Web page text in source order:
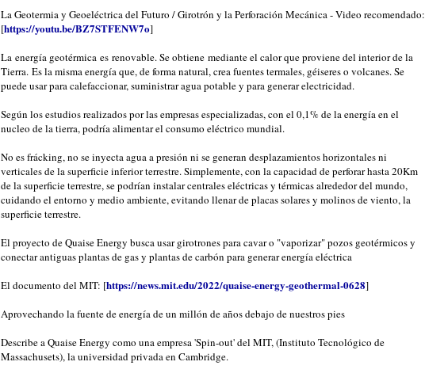
La Geotermia y Geoeléctrica del Futuro / Girotrón y la Perforación Mecánica - Video recomendado:
[https://youtu.be/BZ7STFENW7o]
La energía geotérmica es renovable. Se obtiene mediante el calor que proviene del interior de la
Tierra. Es la misma energía que, de forma natural, crea fuentes termales, géiseres o volcanes. Se
puede usar para calefaccionar, suministrar agua potable y para generar electricidad.
Según los estudios realizados por las empresas especializadas, con el 0,1% de la energía en el
nucleo de la tierra, podría alimentar el consumo eléctrico mundial.
No es frácking, no se inyecta agua a presión ni se generan desplazamientos horizontales ni
verticales de la superficie inferior terrestre. Simplemente, con la capacidad de perforar hasta 20Km
de la superficie terrestre, se podrían instalar centrales eléctricas y térmicas alrededor del mundo,
cuidando el entorno y medio ambiente, evitando llenar de placas solares y molinos de viento, la
superficie terrestre.
El proyecto de Quaise Energy busca usar girotrones para cavar o "vaporizar" pozos geotérmicos y
conectar antiguas plantas de gas y plantas de carbón para generar energía eléctrica
El documento del MIT: [https://news.mit.edu/2022/quaise-energy-geothermal-0628]
Aprovechando la fuente de energía de un millón de años debajo de nuestros pies
Describe a Quaise Energy como una empresa 'Spin-out' del MIT, (Instituto Tecnológico de
Massachusets), la universidad privada en Cambridge.